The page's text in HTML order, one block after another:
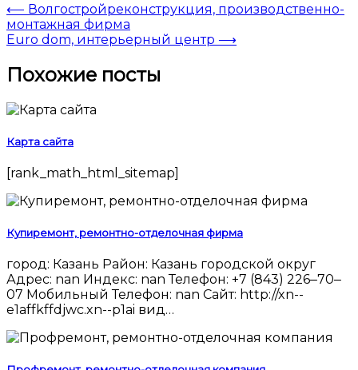
⟵ Волгостройреконструкция, производственно-
монтажная фирма
Euro dom, интерьерный центр ⟶
Похожие посты
Карта сайта
[rank_math_html_sitemap]
Купиремонт, ремонтно-отделочная фирма
город: Казань Район: Казань городской округ
Адрес: nan Индекс: nan Телефон: +7 (843) 226‒70‒
07 Мобильный Телефон: nan Сайт: http://xn--
e1affkffdjwc.xn--p1ai вид…